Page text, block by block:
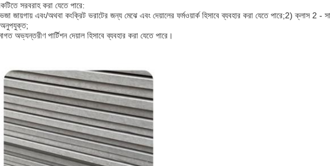
সরবরাহ করা যেতে পারে:
এবং/অথবা কংক্রিট ভরাটের জন্য মেঝে এবং দেয়ালের ফর্মওয়ার্ক হিসাবে ব্যবহার করা যেতে পারে;2) ক্লাস 2 -
অনুপযুক্ত;
পার্টিশন দেয়াল হিসাবে ব্যবহার করা যেতে পারে।